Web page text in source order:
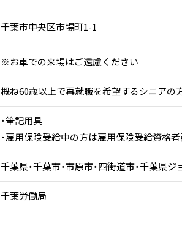
千葉市中央区市場町1-1
※お車での来場はご遠慮ください
概ね60歳以上で再就職を希望するシニアの
・筆記用具
・雇用保険受給中の方は雇用保険受給資格
千葉県・千葉市・市原市・四街道市・千葉県
千葉労働局